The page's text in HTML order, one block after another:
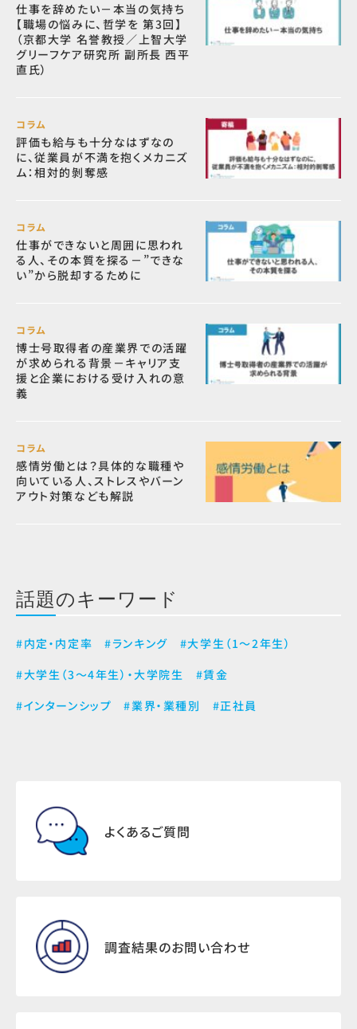
仕事を辞めたい－本当の気持ち
【職場の悩みに、哲学を 第3回】
（京都大学 名誉教授／上智大学
グリーフケア研究所 副所長 西平
直氏）
コラム
評価も給与も十分なはずなの
に、従業員が不満を抱くメカニズ
ム：相対的剝奪感
コラム
仕事ができないと周囲に思われ
る人、その本質を探る－”できな
い”から脱却するために
コラム
博士号取得者の産業界での活躍
が求められる背景－キャリア支
援と企業における受け入れの意
義
コラム
感情労働とは？具体的な職種や
向いている人、ストレスやバーン
アウト対策なども解説
話題のキーワード
#内定・内定率 #ランキング
#大学生（1～2年生）
#大学生（3～4年生）・大学院生
#賃金
#インターンシップ
#業界・業種別 #正社員
よくあるご質問
調査結果のお問い合わせ